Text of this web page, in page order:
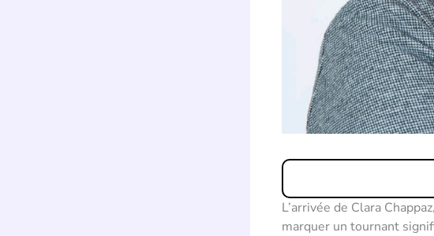
L’arrivée de Clara
marquer un tournant